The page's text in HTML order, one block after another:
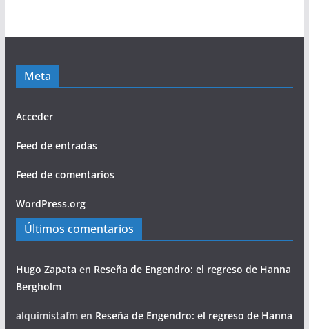
Meta
Acceder
Feed de entradas
Feed de comentarios
WordPress.org
Últimos comentarios
Hugo Zapata en Reseña de Engendro: el regreso de Hanna
Bergholm
alquimistafmen Reseña de Engendro: el regreso de Hanna